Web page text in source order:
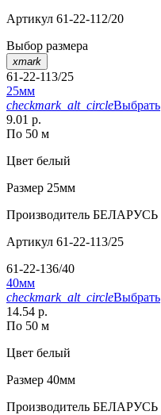
Артикул 61-22-112/20
Выбор размера
xmark
61-22-113/25
25мм
checkmark_alt_circleВыбрать
9.01 р.
По 50 м
Цвет белый
Размер 25мм
Производитель БЕЛАРУСЬ
Артикул 61-22-113/25
61-22-136/40
40мм
checkmark_alt_circleВыбрать
14.54 р.
По 50 м
Цвет белый
Размер 40мм
Производитель БЕЛАРУСЬ